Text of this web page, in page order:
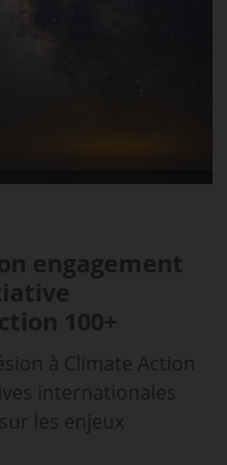
engagement
100+
à Climate Action
internationales
les enjeux